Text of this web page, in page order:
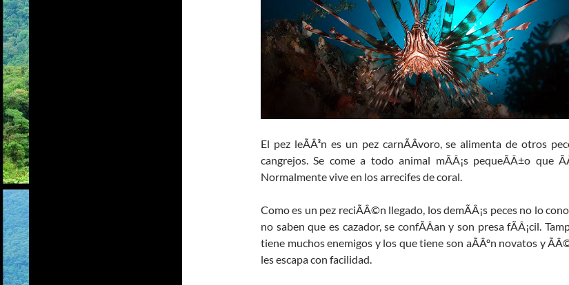
El pez leÃÂ³n es un pez carnÃÂ­voro, se alimenta de otros
cangrejos. Se come a todo animal mÃÂ¡s pequeÃÂ±o que
Normalmente vive en los arrecifes de coral.
Como es un pez reciÃÂ©n llegado, los demÃÂ¡s peces no lo
no saben que es cazador, se confÃÂ­an y son presa fÃÂ¡cil.
tiene muchos enemigos y los que tiene son aÃÂºn novatos y
les escapa con facilidad.